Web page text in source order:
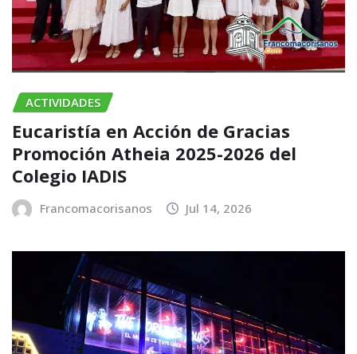
ACTIVIDADES
Eucaristía en Acción de Gracias
Promoción Atheia 2025-2026 del
Colegio IADIS
Francomacorisanos Jul 14, 2026